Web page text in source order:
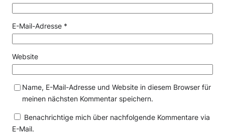
E-Mail-Adresse *
Website
Name, E-Mail-Adresse und Website in diesem Browser für
meinen nächsten Kommentar speichern.
Benachrichtige mich über nachfolgende Kommentare via
E-Mail.